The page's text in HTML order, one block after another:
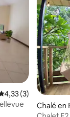
4,33 (3)
Chalé en